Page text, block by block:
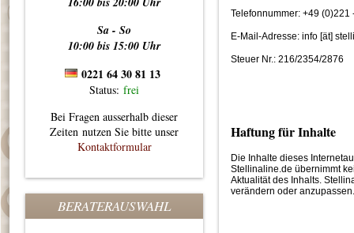
Sa - So
10:00 bis 15:00 Uhr
0221 64 30 81 13
Status: frei
Bei Fragen ausserhalb dieser
Zeiten nutzen Sie bitte unser
Kontaktformular
BERATERAUSWAHL
Telefonnummer: +49 (0)221
E-Mail-Adresse: info [ät]
Steuer Nr.: 216/2354/2876
Haftung für Inhalte
Die Inhalte dieses
Stellinaline.de übernimmt
Aktualität des Inhalts.
verändern oder anzupassen.